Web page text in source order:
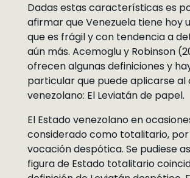
Dadas estas características es
afirmar que Venezuela tiene hoy
que es frágil y con tendencia a
aún más. Acemoglu y Robinson
ofrecen algunas definiciones y
particular que puede aplicarse al
venezolano: El Leviatán de papel.
El Estado venezolano en
considerado como totalitario, por
vocación despótica. Se pudiese
figura de Estado totalitario